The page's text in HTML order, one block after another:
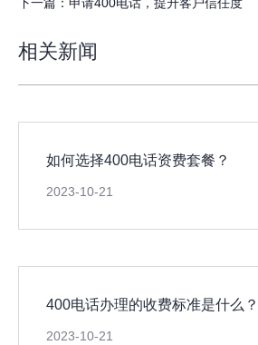
相关新闻
如何选择400电话资费套餐？
2023-10-21
400电话办理的收费标准是什么？
2023-10-21